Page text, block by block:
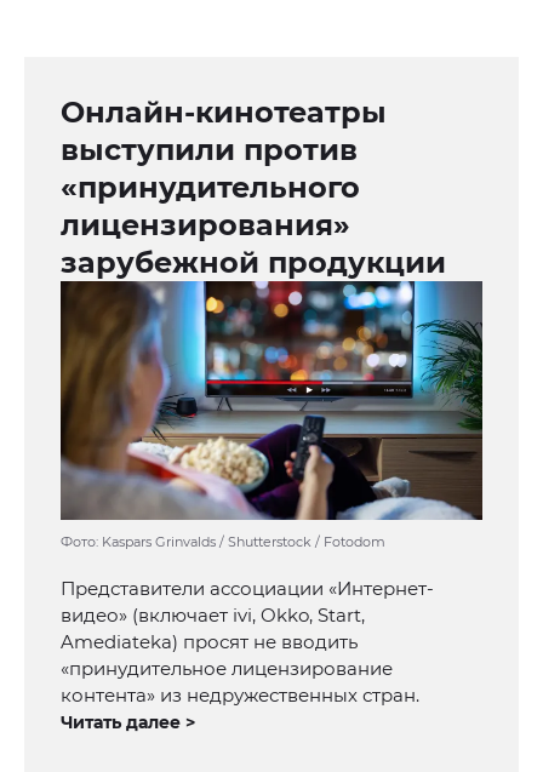
Онлайн-кинотеатры
выступили против
«принудительного
лицензирования»
зарубежной продукции
Фото: Kaspars Grinvalds / Shutterstock / Fotodom
Представители ассоциации «Интернет-
видео» (включает ivi, Okko, Start,
Amediateka) просят не вводить
«принудительное лицензирование
контента» из недружественных стран.
Читать далее >